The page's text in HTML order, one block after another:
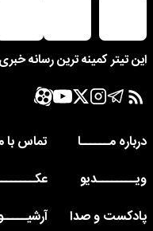
این تیتر کمینه ترین رسانه
درباره مــــــا
تماس با
ویــــــــدیو
پادکست و صدا